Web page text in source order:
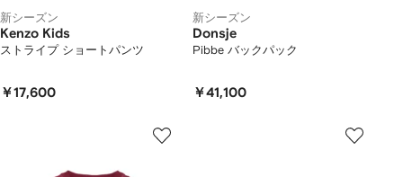
新シーズン
Kenzo Kids
ストライプ ショートパンツ
￥17,600
新シーズン
Donsje
Pibbe バックパック
￥41,100